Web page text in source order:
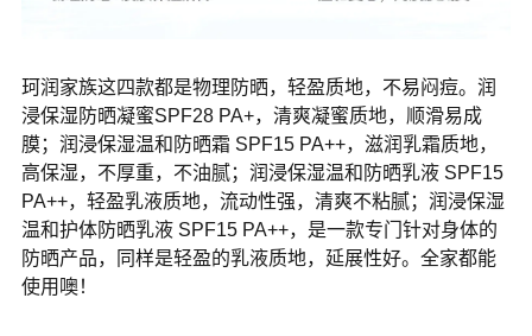
珂润家族这四款都是物理防晒，轻盈质地，不易闷痘。润
浸保湿防晒凝蜜SPF28 PA+，清爽凝蜜质地，顺滑易成
膜；润浸保湿温和防晒霜 SPF15 PA++，滋润乳霜质地，
高保湿，不厚重，不油腻；润浸保湿温和防晒乳液 SPF15
PA++，轻盈乳液质地，流动性强，清爽不粘腻；润浸保湿
温和护体防晒乳液 SPF15 PA++，是一款专门针对身体的
防晒产品，同样是轻盈的乳液质地，延展性好。全家都能
使用噢！